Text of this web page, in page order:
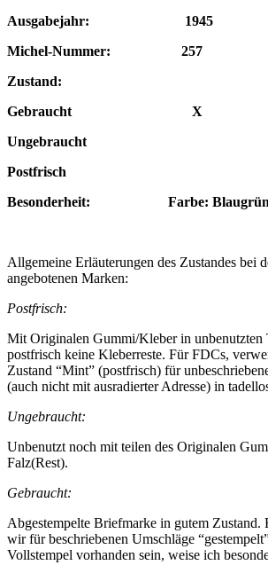
Ausgabejahr: 1945
Michel-Nummer: 257
Zustand:
Gebraucht X
Ungebraucht
Postfrisch
Besonderheit: Farbe: Blaugrün
Allgemeine Erläuterungen des Zustandes bei
angebotenen Marken:
Postfrisch:
Mit Originalen Gummi/Kleber in unbenutzten
postfrisch keine Kleberreste. Für FDCs,
Zustand “Mint” (postfrisch) für
(auch nicht mit ausradierter Adresse) in
Ungebraucht:
Unbenutzt noch mit teilen des Originalen
Falz(Rest).
Gebraucht:
Abgestempelte Briefmarke in gutem Zustand.
wir für beschriebenen Umschläge
Vollstempel vorhanden sein, weise ich